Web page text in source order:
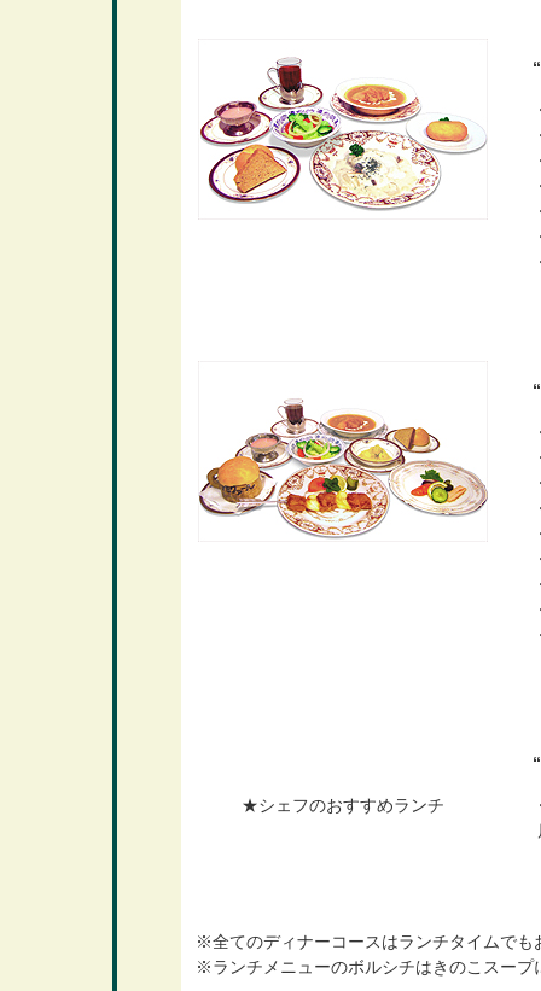
“
★シェフのおすすめランチ
“
※全てのディナーコースはランチタイムでも
※ランチメニューのボルシチはきのこスープ